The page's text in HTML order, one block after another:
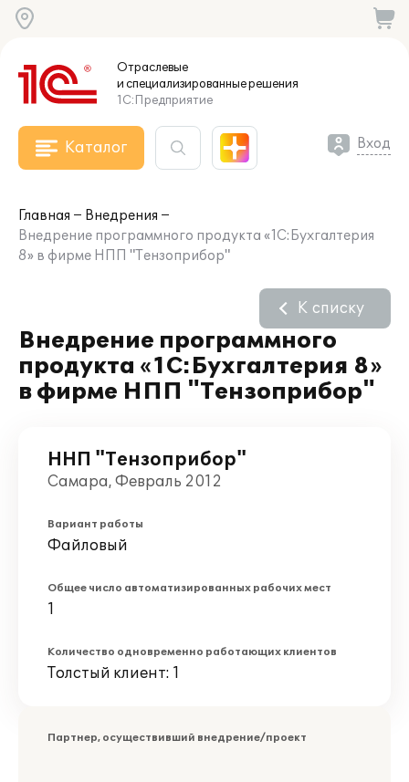
Отраслевые
и специализированныерешения
1С:Предприятие
Каталог Вход
Главная
Внедрения
Внедрение программного продукта «1С:Бухгалтерия
8» в фирме НПП "Тензоприбор"
Внедрение программного
продукта «1С:Бухгалтерия 8»
в фирме НПП "Тензоприбор"
К списку
ННП "Тензоприбор"
Самара, Февраль 2012
Вариант работы
Файловый
Общее число автоматизированных рабочих мест
1
Количество одновременно работающих клиентов
Толстый клиент: 1
Партнер, осуществивший внедрение/проект